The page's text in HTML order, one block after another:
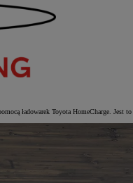
ładowarek Toyota HomeCharge.